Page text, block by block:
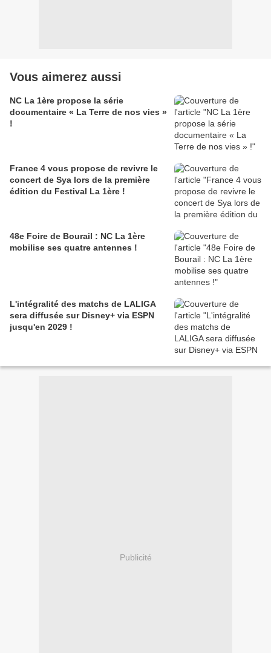
Vous aimerez aussi
NC La 1ère propose la série
documentaire « La Terre de nos vies »
!
France 4 vous propose de revivre le
concert de Sya lors de la première
édition du Festival La 1ère !
48e Foire de Bourail : NC La 1ère
mobilise ses quatre antennes !
L'intégralité des matchs de LALIGA
sera diffusée sur Disney+ via ESPN
jusqu'en 2029 !
Publicité